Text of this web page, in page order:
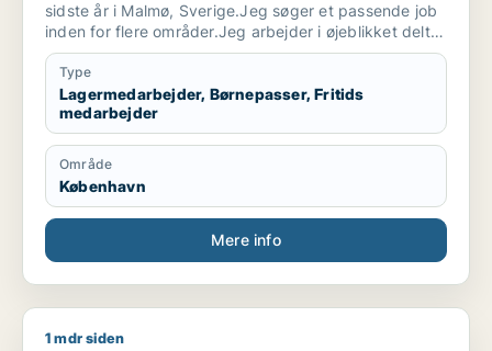
sidste år i Malmø, Sverige.Jeg søger et passende job
inden for flere områder.Jeg arbejder i øjeblikket deltid
på et lager i København. Jeg leder efter et bedre job.
Type
Lagermedarbejder, Børnepasser, Fritids
medarbejder
Område
København
Mere info
Jeg søger job som fritids medarbejder
1 mdr siden